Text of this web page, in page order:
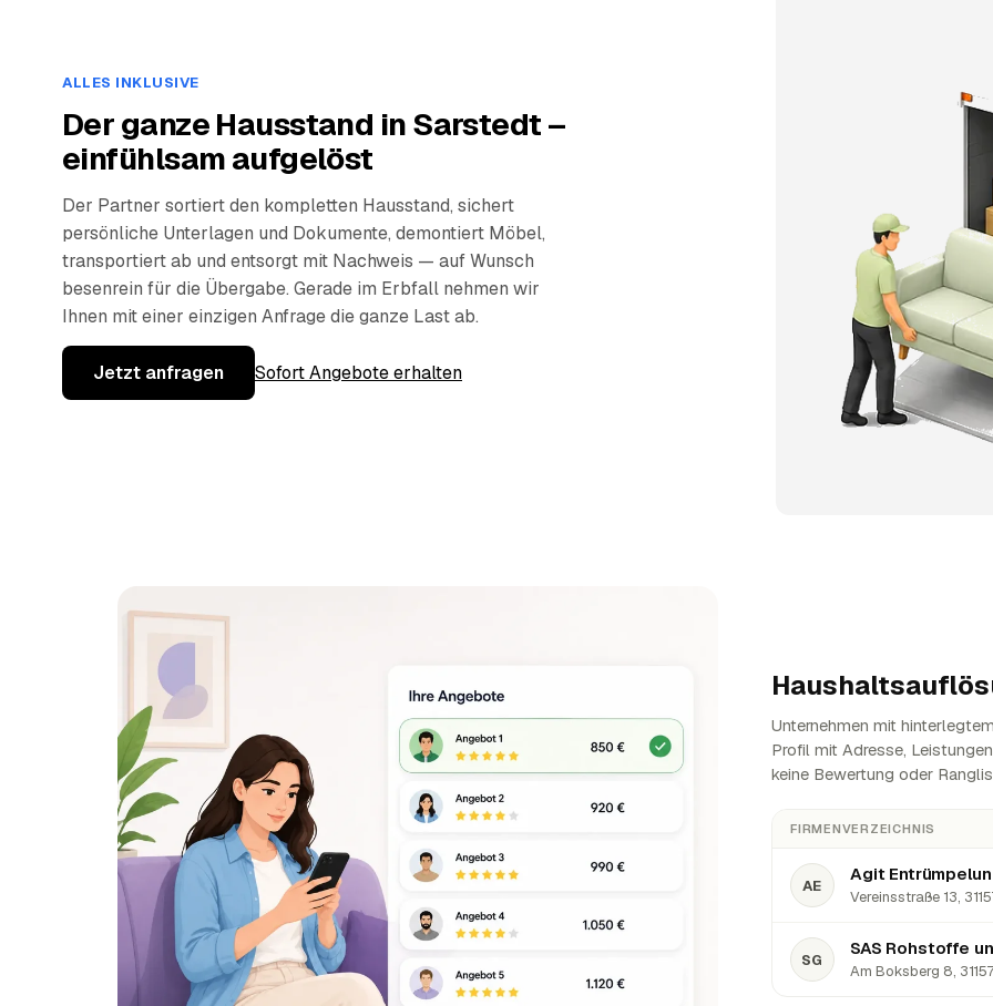
ALLES INKLUSIVE
Der ganze Hausstand in Sarstedt –
einfühlsam aufgelöst
Der Partner sortiert den kompletten Hausstand, sichert
persönliche Unterlagen und Dokumente, demontiert Möbel,
transportiert ab und entsorgt mit Nachweis — auf Wunsch
besenrein für die Übergabe. Gerade im Erbfall nehmen wir
Ihnen mit einer einzigen Anfrage die ganze Last ab.
Jetzt anfragen Sofort Angebote erhalten
Unternehmen mit
Profil mit Adresse,
keine Bewertung oder
FIRMENVERZEICHNIS
AE
Agit
Vereinsstraße 13,
SG
SAS Rohstoffe
Am Boksberg 8,